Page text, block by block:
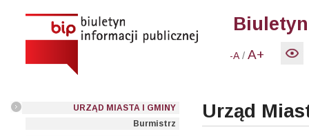
-A /A+
URZĄD MIASTA I GMINY
Burmistrz
Urząd